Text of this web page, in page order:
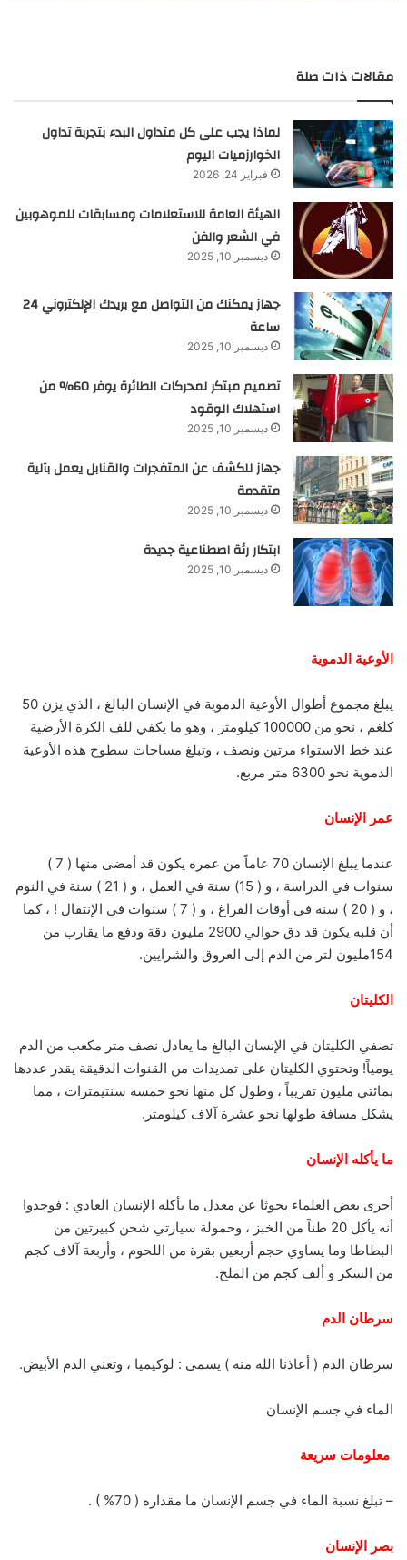
مقالات ذات صلة
لماذا يجب على كل متداول البدء بتجربة تداول
الخوارزميات اليوم
فبراير 24, 2026
الهيئة العامة للاستعلامات ومسابقات للموهوبين
في الشعر والفن
ديسمبر 10, 2025
جهاز يمكنك من التواصل مع بريدك الإلكتروني 24
ساعة
ديسمبر 10, 2025
تصميم مبتكر لمحركات الطائرة يوفر 60% من
استهلاك الوقود
ديسمبر 10, 2025
جهاز للكشف عن المتفجرات والقنابل يعمل بآلية
متقدمة
ديسمبر 10, 2025
ابتكار رئة اصطناعية جديدة
ديسمبر 10, 2025
الأوعية الدموية
يبلغ مجموع أطوال الأوعية الدموية في الإنسان البالغ ، الذي يزن 50
كلغم ، نحو من 100000 كيلومتر ، وهو ما يكفي للف الكرة الأرضية
عند خط الاستواء مرتين ونصف ، وتبلغ مساحات سطوح هذه الأوعية
الدموية نحو 6300 متر مربع.
عمر الإنسان
عندما يبلغ الإنسان 70 عاماً من عمره يكون قد أمضى منها ( 7 )
سنوات في الدراسة ، و ( 15) سنة في العمل ، و ( 21 ) سنة في النوم
، و ( 20 ) سنة في أوقات الفراغ ، و ( 7 ) سنوات في الإنتقال ! ، كما
أن قلبه يكون قد دق حوالي 2900 مليون دقة ودفع ما يقارب من
154مليون لتر من الدم إلى العروق والشرايين.
الكليتان
تصفي الكليتان في الإنسان البالغ ما يعادل نصف متر مكعب من الدم
يومياً! وتحتوي الكليتان على تمديدات من القنوات الدقيقة يقدر عددها
بمائتي مليون تقريباً ، وطول كل منها نحو خمسة سنتيمترات ، مما
يشكل مسافة طولها نحو عشرة آلاف كيلومتر.
ما يأكله الإنسان
أجرى بعض العلماء بحوثا عن معدل ما يأكله الإنسان العادي : فوجدوا
أنه يأكل 20 طناً من الخبز ، وحمولة سيارتي شحن كبيرتين من
البطاطا وما يساوي حجم أربعين بقرة من اللحوم ، وأربعة آلاف كجم
من السكر و ألف كجم من الملح.
سرطان الدم
سرطان الدم ( أعاذنا الله منه ) يسمى : لوكيميا ، وتعني الدم الأبيض.
الماء في جسم الإنسان
معلومات سريعة
– تبلغ نسبة الماء في جسم الإنسان ما مقداره ( 70% ) .
بصر الإنسان